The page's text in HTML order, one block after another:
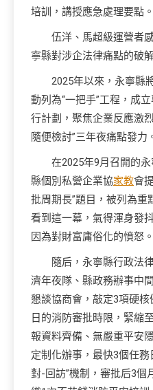
培訓，講授應急處理要點。
伍洋、馬超級運營者
寧縣對涉企法律痛點的破
2025年以來，永寧縣
動列為“一把手”工程，成
行計劃，聚焦企業反應激
隨便檢討”三年夜痛點發力
在2025年9月召開的
縣個別私營企業協家教會
批周期長”題目，被列為
看到這一幕，氣得渾身發
因為對財富庸俗化的憤怒
隨后，永寧縣行政法
濟年夜隊、縣政務辦事中
懇談協商會，敲定3項硬
日的消防審批時限，緊縮
報資料齊備、無嚴重平安
定制化辦事，最快3個任
對-回訪”機制，審批后3個